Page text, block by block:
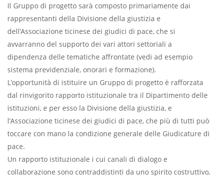
Il Gruppo di progetto sarà composto primariamente dai
rappresentanti della Divisione della giustizia e
dell’Associazione ticinese dei giudici di pace, che si
avvarranno del supporto dei vari attori settoriali a
dipendenza delle tematiche affrontate (vedi ad esempio
sistema previdenziale, onorari e formazione).
L’opportunità di istituire un Gruppo di progetto è rafforzata
dal rinvigorito rapporto istituzionale tra il Dipartimento delle
istituzioni, e per esso la Divisione della giustizia, e
l’Associazione ticinese dei giudici di pace, che più di tutti può
toccare con mano la condizione generale delle Giudicature di
pace.
Un rapporto istituzionale i cui canali di dialogo e
collaborazione sono contraddistinti da uno spirito costruttivo,